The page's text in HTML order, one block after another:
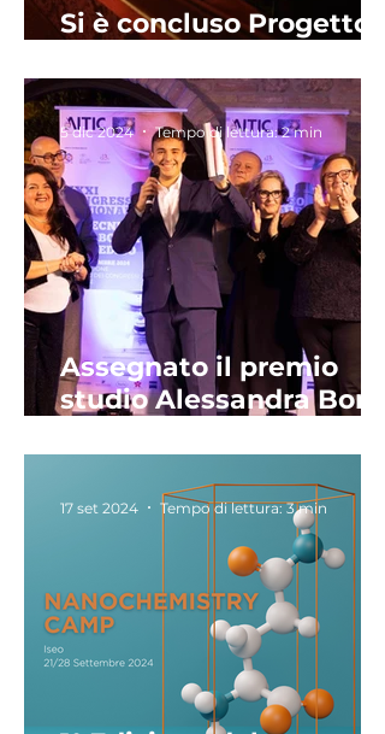
Si è concluso Progetto
Assegnato il premio
studio Alessandra Bono
5 dic 2024 Tempo di lettura: 2 min
17 set 2024 Tempo di lettura: 3 min